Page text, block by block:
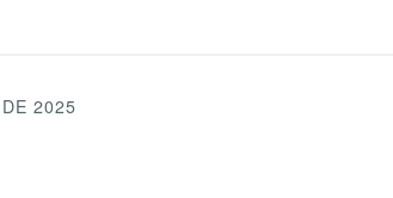
2025